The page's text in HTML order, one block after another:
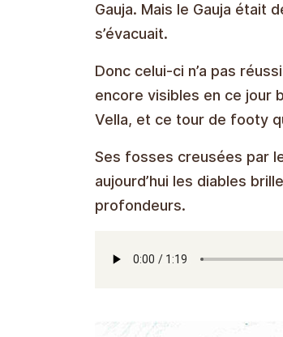
Gauja. Mais le Gauja était
s’évacuait.
Donc celui-ci n’a pas
encore visibles en ce jour
Vella, et ce tour de footy
Ses fosses creusées par
aujourd’hui les diables
profondeurs.